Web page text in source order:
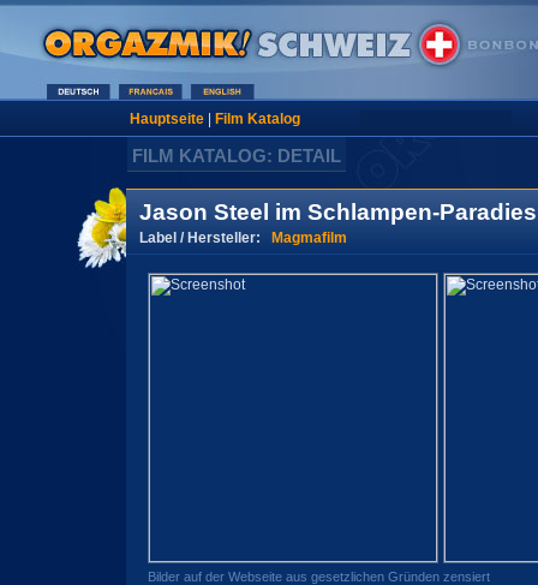
Hauptseite| Film Katalog
FILM KATALOG: DETAIL
Jason Steel im Schlampen-Paradies
Label / Hersteller: Magmafilm
Bilder auf der Webseite aus gesetzlichen Gründen zensiert